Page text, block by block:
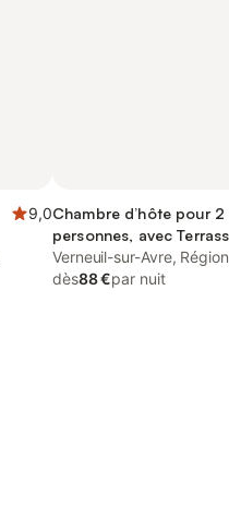
9,0Chambre d’hôte pour 2
personnes, avec
ainsi que Piscine et Vue
Verneuil-sur-Avre,
dès88 €par nuit